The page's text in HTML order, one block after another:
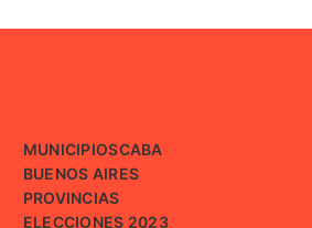
MUNICIPIOSCABA
BUENOS AIRES
PROVINCIAS
ELECCIONES 2023